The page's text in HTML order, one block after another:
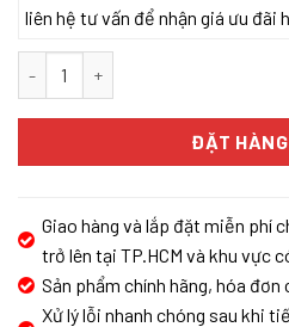
liên hệ tư vấn để nhận giá ưu đãi
ĐẶT
Giao hàng và lắp đặt miễn phí
trở lên tại TP.HCM và khu vực
Sản phẩm chính hãng, hóa đơn
Xử lý lỗi nhanh chóng sau khi